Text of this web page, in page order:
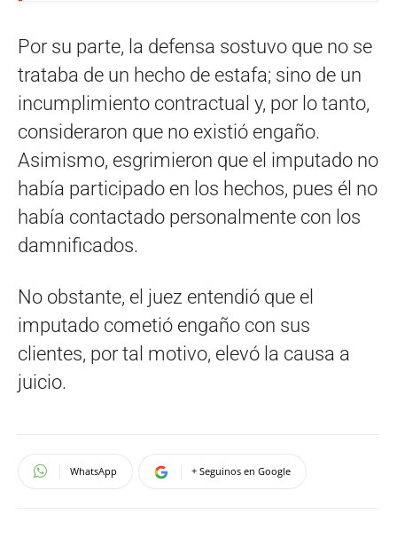
Por su parte, la defensa sostuvo que no se
trataba de un hecho de estafa; sino de un
incumplimiento contractual y, por lo tanto,
consideraron que no existió engaño.
Asimismo, esgrimieron que el imputado no
había participado en los hechos, pues él no
había contactado personalmente con los
damnificados.
No obstante, el juez entendió que el
imputado cometió engaño con sus
clientes, por tal motivo, elevó la causa a
juicio.
WhatsApp + Seguinos en Google